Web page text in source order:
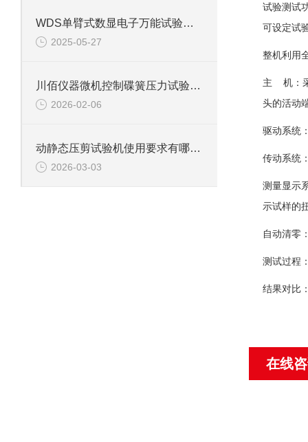
WDS单臂式数显电子万能试验机：多领域力学性能测试的得力助手
2025-05-27
川佰仪器微机控制碟簧压力试验机高精度维护方案
2026-02-06
动静态压剪试验机使用要求有哪些？
2026-03-03
试验测试
可设定试
整机利用
主 机：采
头的活动
驱动系统
传动系统
测量显示
示试样的
自动清零
测试过程
结果对比
在线